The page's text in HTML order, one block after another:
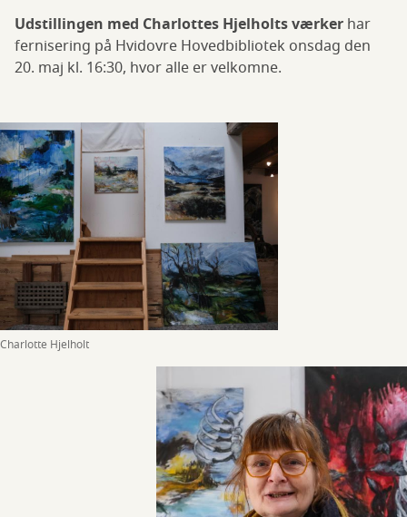
Udstillingen med Charlottes Hjelholts værker har
fernisering på Hvidovre Hovedbibliotek onsdag den
20. maj kl. 16:30, hvor alle er velkomne.
Charlotte Hjelholt